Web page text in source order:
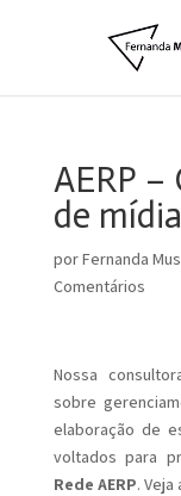
AERP –
de
porFernanda
Comentários
Nossa
sobre
elaboração de
voltados para
Rede AERP.